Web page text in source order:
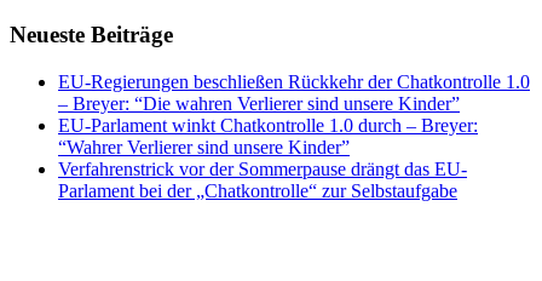
Neueste Beiträge
EU-Regierungen beschließen Rückkehr der Chatkontrolle 1.0
– Breyer: “Die wahren Verlierer sind unsere Kinder”
EU-Parlament winkt Chatkontrolle 1.0 durch – Breyer:
“Wahrer Verlierer sind unsere Kinder”
Verfahrenstrick vor der Sommerpause drängt das EU-
Parlament bei der „Chatkontrolle“ zur Selbstaufgabe